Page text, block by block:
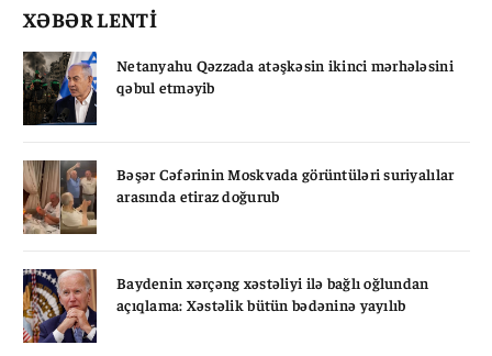
XƏBƏR LENTİ
Netanyahu Qəzzada atəşkəsin ikinci mərhələsini
qəbul etməyib
Bəşər Cəfərinin Moskvada görüntüləri suriyalılar
arasında etiraz doğurub
Baydenin xərçəng xəstəliyi ilə bağlı oğlundan
açıqlama: Xəstəlik bütün bədəninə yayılıb